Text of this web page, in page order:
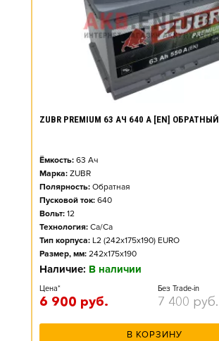
ZUBR PREMIUM 63 АЧ 640 А [EN] ОБРАТНЫЙ
Ёмкость: 63 Ач
Марка: ZUBR
Полярность: Обратная
Пусковой ток: 640
Вольт: 12
Технология: Ca/Ca
Тип корпуса: L2 (242x175x190) EURO
Размер, мм: 242x175x190
Наличие: В наличии
Цена*
6 900 руб.
Без Trade-in
7 400 руб.
В КОРЗИНУ